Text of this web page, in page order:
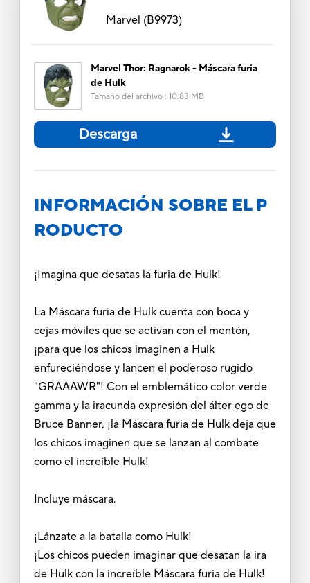
Marvel (B9973)
Marvel Thor: Ragnarok - Máscara furia
de Hulk
Tamaño del archivo: 10.83 MB
Descarga
INFORMACIÓN SOBRE EL P
RODUCTO
¡Imagina que desatas la furia de Hulk!
La Máscara furia de Hulk cuenta con boca y
cejas móviles que se activan con el mentón,
¡para que los chicos imaginen a Hulk
enfureciéndose y lancen el poderoso rugido
"GRAAAWR"! Con el emblemático color verde
gamma y la iracunda expresión del álter ego de
Bruce Banner, ¡la Máscara furia de Hulk deja que
los chicos imaginen que se lanzan al combate
como el increíble Hulk!
Incluye máscara.
¡Lánzate a la batalla como Hulk!
¡Los chicos pueden imaginar que desatan la ira
de Hulk con la increíble Máscara furia de Hulk!